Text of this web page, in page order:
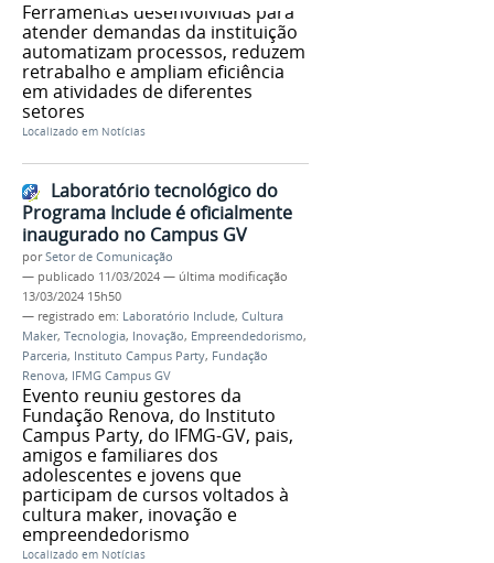
Ferramentas desenvolvidas para
atender demandas da instituição
automatizam processos, reduzem
retrabalho e ampliam eficiência
em atividades de diferentes
setores
Localizado em Notícias
Laboratório tecnológico do
Programa Include é oficialmente
inaugurado no Campus GV
porSetor de Comunicação
— publicado 11/03/2024 — última modificação
13/03/2024 15h50
— registrado em: Laboratório Include, Cultura
Maker, Tecnologia, Inovação, Empreendedorismo,
Parceria, Instituto Campus Party, Fundação
Renova, IFMG Campus GV
Evento reuniu gestores da
Fundação Renova, do Instituto
Campus Party, do IFMG-GV, pais,
amigos e familiares dos
adolescentes e jovens que
participam de cursos voltados à
cultura maker, inovação e
empreendedorismo
Localizado em Notícias